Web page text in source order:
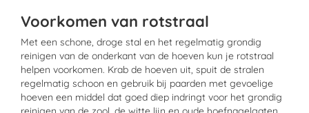
Voorkomen van rotstraal
Met een schone, droge stal en het regelmatig grondig
reinigen van de onderkant van de hoeven kun je rotstraal
helpen voorkomen. Krab de hoeven uit, spuit de stralen
regelmatig schoon en gebruik bij paarden met gevoelige
hoeven een middel dat goed diep indringt voor het grondig